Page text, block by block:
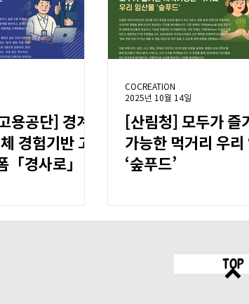
용공단] 경계
경험기반 고
「경사로」
[산림청] 모두가 즐
가능한 먹거리 우리
‘숲푸드’
COCREATION
2025년 10월 14일
TOP